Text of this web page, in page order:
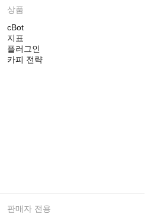
상품
cBot
지표
플러그인
카피 전략
판매자 전용